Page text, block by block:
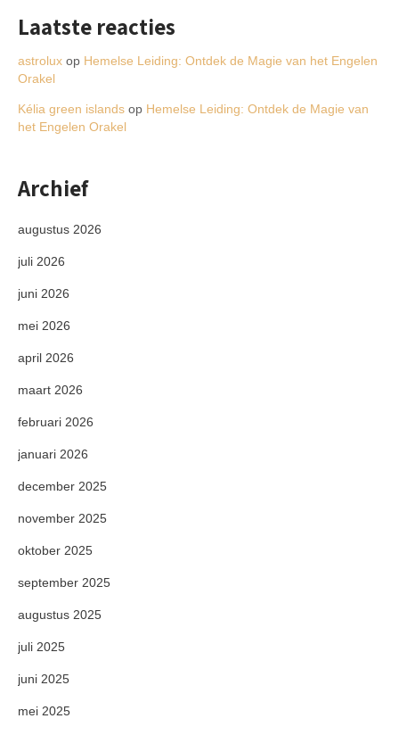
Laatste reacties
astrolux op Hemelse Leiding: Ontdek de Magie van het Engelen
Orakel
Kélia green islands op Hemelse Leiding: Ontdek de Magie van
het Engelen Orakel
Archief
augustus 2026
juli 2026
juni 2026
mei 2026
april 2026
maart 2026
februari 2026
januari 2026
december 2025
november 2025
oktober 2025
september 2025
augustus 2025
juli 2025
juni 2025
mei 2025